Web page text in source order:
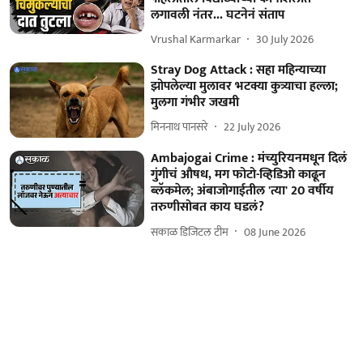
लगावली नंतर... घटनेनं संताप
Vrushal Karmarkar 30 July 2026
Stray Dog Attack : सहा महिन्याच्या
झोपलेल्या मुलावर भटक्या कुत्र्याचा हल्ला;
मुलगा गंभीर जखमी
मिननाथ पानसरे 22 July 2026
Ambajogai Crime : मंच्युरियनमधून दिलं
गुंगीचं औषध, मग फोटो-व्हिडिओ काढून
ब्लॅकमेल; अंबाजोगाईतील 'त्या' 20 वर्षीय
तरुणीसोबत काय घडलं?
सकाळ डिजिटल टीम 08 June 2026